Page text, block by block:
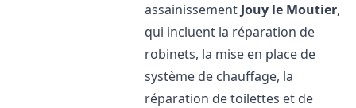
assainissement Jouy le Moutier,
qui incluent la réparation de
robinets, la mise en place de
système de chauffage, la
réparation de toilettes et de